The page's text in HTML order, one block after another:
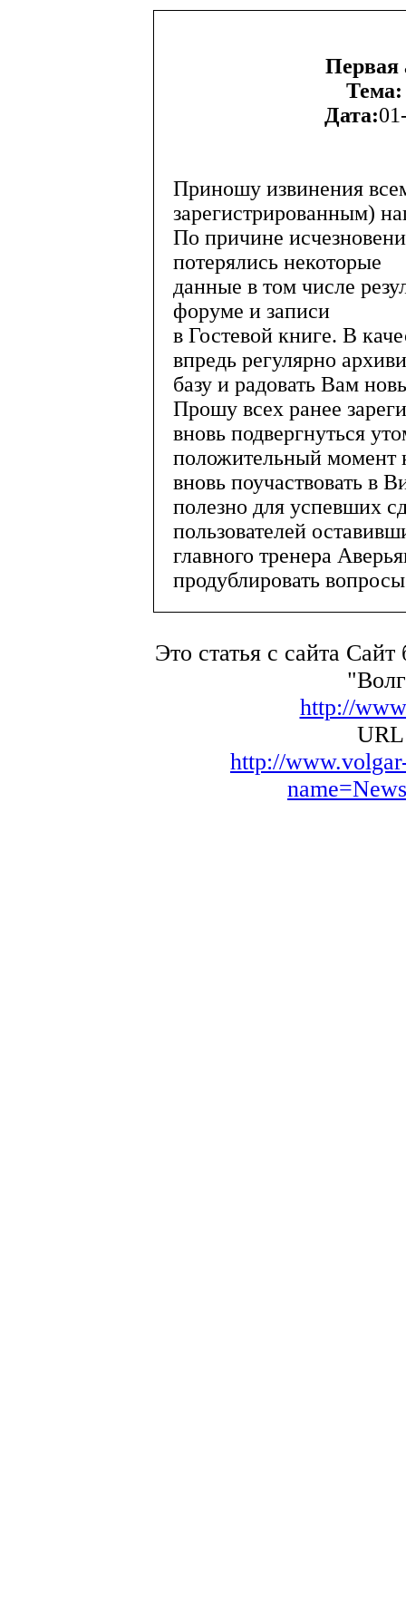
Первая
Тема:
Дата:
Приношу извинения
зарегистрированным)
По причине
потерялись некоторые
данные в том числе
форуме и записи
в Гостевой книге. В
впредь регулярно
базу и радовать Вам
Прошу всех ранее
вновь подвергнуться
положительный момент
вновь поучаствовать в
полезно для успевших
пользователей
главного тренера
продублировать
Это статья с сайта
http://
URL
http://